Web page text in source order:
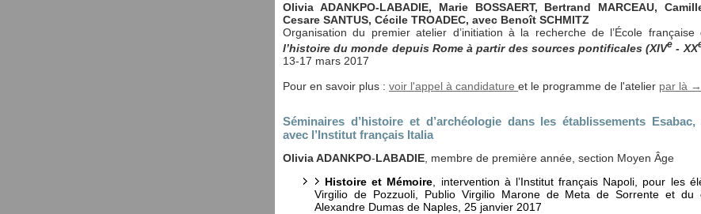
Olivia ADANKPO-LABADIE, Marie BOSSAERT, Bertrand MARCEAU,
Cesare SANTUS, Cécile TROADEC, avec Benoît SCHMITZ
Organisation du premier atelier d’initiation à la recherche de l’École française
l’histoire du monde depuis Rome à partir des sources pontificales (XIVe - XX
13-17 mars 2017
Pour en savoir plus : voir l'appel à candidature et le programme de l'atelier par là →
Séminaires d’histoire et d’archéologie dans les établissements
avec l’Institut français Italia
Olivia ADANKPO-LABADIE , membre de première année, section Moyen Âge
Histoire et Mémoire , intervention à l’Institut français Napoli, pour les
Virgilio de Pozzuoli, Publio Virgilio Marone de Meta de Sorrente et du
Alexandre Dumas de Naples, 25 janvier 2017